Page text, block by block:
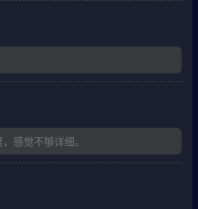
感觉不够详细。